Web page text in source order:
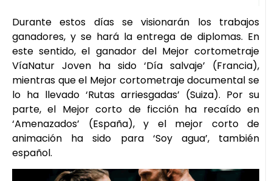
Durante estos días se visionarán los trabajos
ganadores, y se hará la entrega de diplomas. En
este sentido, el ganador del Mejor cortometraje
VíaNatur Joven ha sido ‘Día salvaje’ (Francia),
mientras que el Mejor cortometraje documental se
lo ha llevado ‘Rutas arriesgadas’ (Suiza). Por su
parte, el Mejor corto de ficción ha recaído en
‘Amenazados’ (España), y el mejor corto de
animación ha sido para ‘Soy agua’, también
español.